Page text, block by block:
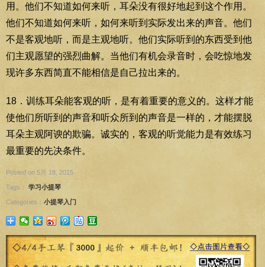
用。他们不知道如何来听，耳朵没有很好地起到这个作用。
他们不知道如何来听，如何来听到实际发出来的声音。他们
不是客观地听，而是主观地听。他们实际听到的东西受到他
们主观愿望的强烈曲解。当他们有机会录音时，会吃惊地发
现许多东西简直不能相信是自己拉出来的。
18．训练耳朵能客观的听，是有着重要的意义的。这样才能
使他们所听到的声音和听众所到的声音是一样的，才能摆脱
耳朵主观阿谀的欺骗。诚实的，客观的听觉能力是有效练习
最重要的先决条件。
Posted on 5月 18, 2015
Tags： 学习小提琴
Categories： 小提琴入门